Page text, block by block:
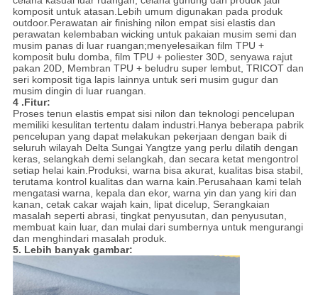
komposit untuk atasan.Lebih umum digunakan pada produk
outdoor.Perawatan air finishing nilon empat sisi elastis dan
perawatan kelembaban wicking untuk pakaian musim semi dan
musim panas di luar ruangan;menyelesaikan film TPU +
komposit bulu domba, film TPU + poliester 30D, senyawa rajut
pakan 20D, Membran TPU + beludru super lembut, TRICOT dan
seri komposit tiga lapis lainnya untuk seri musim gugur dan
musim dingin di luar ruangan.
4 .Fitur:
Proses tenun elastis empat sisi nilon dan teknologi pencelupan
memiliki kesulitan tertentu dalam industri.Hanya beberapa pabrik
pencelupan yang dapat melakukan pekerjaan dengan baik di
seluruh wilayah Delta Sungai Yangtze yang perlu dilatih dengan
keras, selangkah demi selangkah, dan secara ketat mengontrol
setiap helai kain.Produksi, warna bisa akurat, kualitas bisa stabil,
terutama kontrol kualitas dan warna kain.Perusahaan kami telah
mengatasi warna, kepala dan ekor, warna yin dan yang kiri dan
kanan, cetak cakar wajah kain, lipat dicelup, Serangkaian
masalah seperti abrasi, tingkat penyusutan, dan penyusutan,
membuat kain luar, dan mulai dari sumbernya untuk mengurangi
dan menghindari masalah produk.
5. Lebih banyak gambar: